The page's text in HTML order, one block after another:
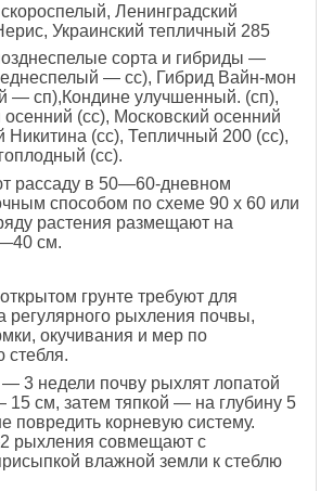
Ленинградский
Украинский тепличный 285
сорта и гибриды —
— сс), Гибрид Вайн-мон
— сп),Кондине улучшенный. (сп),
(сс), Московский осенний
Никитина (сс), Тепличный 200 (сс),
(сс).
рассаду в 50—60-дневном
способом по схеме 90 х 60 или
растения размещают на
см.
грунте требуют для
регулярного рыхления почвы,
окучивания и мер по
3 недели почву рыхлят лопатой
15 см, затем тяпкой — на глубину 5
повредить корневую систему.
рыхления совмещают с
влажной земли к стеблю